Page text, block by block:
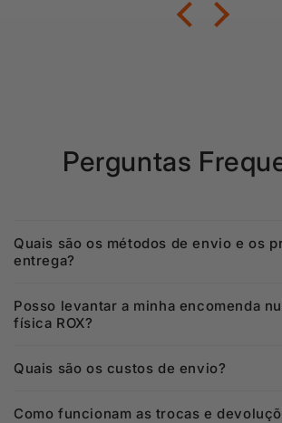
Perguntas
Quais são os métodos de envio e os
entrega?
Posso levantar a minha encomenda
física ROX?
Quais são os custos de envio?
Como funcionam as trocas e